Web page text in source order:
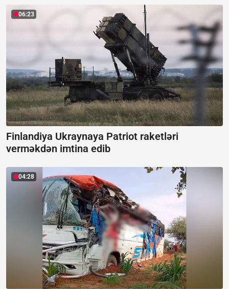
06:23
Finlandiya Ukraynaya Patriot raketləri
verməkdən imtina edib
04:28